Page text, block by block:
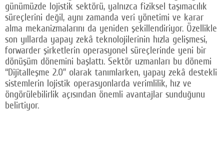
günümüzde lojistik sektörü, yalnızca fiziksel taşımacılık
süreçlerini değil, aynı zamanda veri yönetimi ve karar
alma mekanizmalarını da yeniden şekillendiriyor. Özellikle
son yıllarda yapay zekâ teknolojilerinin hızla gelişmesi,
forwarder şirketlerin operasyonel süreçlerinde yeni bir
dönüşüm dönemini başlattı. Sektör uzmanları bu dönemi
“Dijitalleşme 2.0” olarak tanımlarken, yapay zekâ destekli
sistemlerin lojistik operasyonlarda verimlilik, hız ve
öngörülebilirlik açısından önemli avantajlar sunduğunu
belirtiyor.